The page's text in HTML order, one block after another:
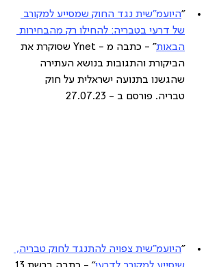
"היועמ"שית נגד החוק שמסייע למקורב
של דרעי בטבריה: להחילו רק מהבחירות
הבאות
" - כתבה מ - Ynet שסוקרת את
הביקורת והתגובות בנושא העתירה
שהגשנו בתנועה ישראלית על חוק
טבריה. פורסם ב - 27.07.23
"היועמ"שית צפויה להתנגד לחוק טבריה,